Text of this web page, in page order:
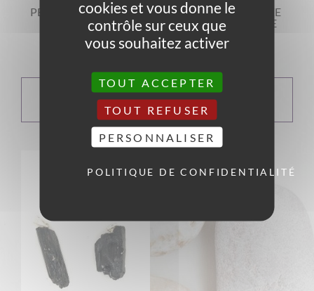
PENDENTIF SPINELLE
NOIR BRUT
13,00€
CHOIX DES
OPTIONS
PENDENTIF TOPAZE
IMPÉRIALE PIERRE
BRUTE
CHOIX DES
OPTIONS
cookies et vous donne le
contrôle sur ceux que
vous souhaitez activer
TOUT ACCEPTER
TOUT REFUSER
PERSONNALISER
POLITIQUE DE CONFIDENTIALITÉ